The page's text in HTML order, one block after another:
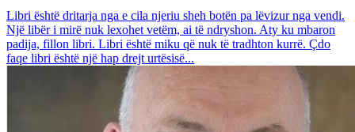
Libri është dritarja nga e cila njeriu sheh botën pa lëvizur nga vendi.
Një libër i mirë nuk lexohet vetëm, ai të ndryshon. Aty ku mbaron
padija, fillon libri. Libri është miku që nuk të tradhton kurrë. Çdo
faqe libri është një hap drejt urtësisë...